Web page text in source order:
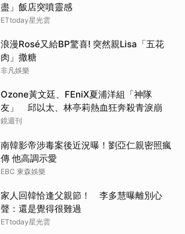
盡」飯店突噴靈感
ETtoday星光雲
浪漫Rosé又給BP驚喜! 突然親Lisa「五花
肉」撒糖
非凡娛樂
Ozone黃文廷、FEniX夏浦洋組「神隊
友」 邱以太、林亭莉熱血狂奔殺青淚崩
鏡週刊
南韓影帝涉毒案後近況曝！劉亞仁親密照瘋
傳 他高調示愛
EBC 東森娛樂
家人回韓恰逢父親節！ 李多慧曝離別心
聲：還是覺得很難過
ETtoday星光雲